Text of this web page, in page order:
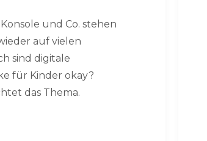
und Co. stehen
auf vielen
sind digitale
für Kinder okay?
das Thema.